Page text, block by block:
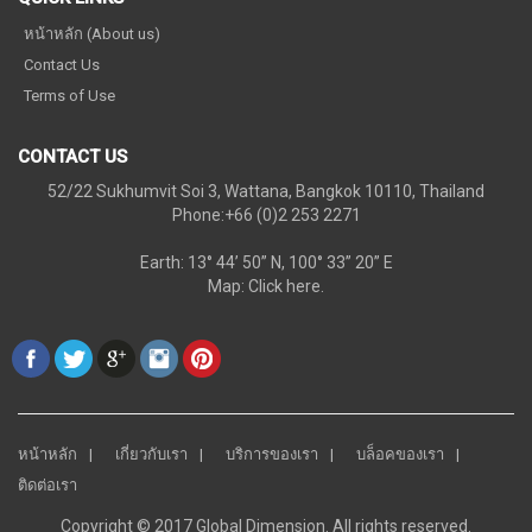
หน้าหลัก (About us)
Contact Us
Terms of Use
CONTACT US
52/22 Sukhumvit Soi 3, Wattana, Bangkok 10110, Thailand
Phone:+66 (0)2 253 2271
Earth: 13° 44’ 50” N, 100° 33” 20” E
Map: Click here.
หน้าหลัก เกี่ยวกับเรา บริการของเรา
บล็อคของเรา
ติดต่อเรา
Copyright © 2017 Global Dimension. All rights reserved.